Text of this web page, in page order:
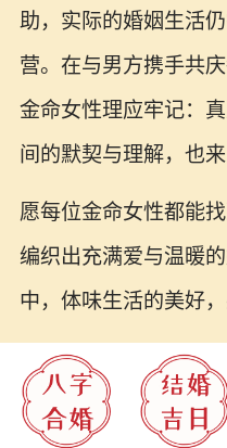
助，实际的婚姻生活
营。在与男方携手共
金命女性理应牢记：
间的默契与理解，也
愿每位金命女性都能
编织出充满爱与温暖
中，体味生活的美好